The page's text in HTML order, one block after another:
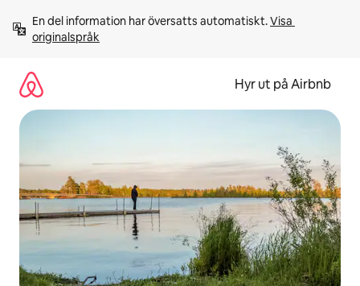
innehåll
En del information har översatts automatiskt. Visa
originalspråk
Hyr ut på Airbnb